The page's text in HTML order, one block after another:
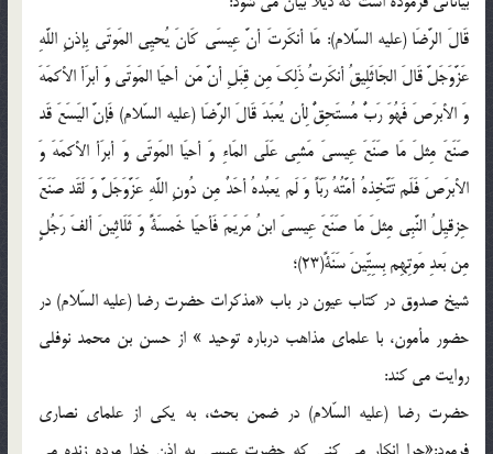
قَالَ الرَّضَا (علیه السّلام): مَا أنکَرتَ أنَّ عِیسَی کَانَ یُحیِی المَوتَی بِإذنِ اللَّهِ
عَزَّوَجَلَّ قَالَ الجَاثَلِیقُ أنکَرتُ ذَلِکَ مِن قِبَلِ أنَّ مَن أحیَا المَوتَی وَ أبرَأ الأکمَهَ
وَ الأبرَصَ فَهُوَ رَبٌّ مُستَحِقٌّ لِأن یُعبَدَ قَالَ الرَّضَا (علیه السّلام) فَإنَّ الیَسَعَ قَد
صَنَعَ مِثلَ مَا صَنَعَ عِیسیَ مَشِی عَلَی المَاءِ وَ أحیَا المَوتَی وَ أبرَأ الأکمَهَ وَ
الأبرَصَ فَلَم تَتَّخِذهُ أمَّتُهُ رَبّاً وَ لَم یَعبُدهُ أحَدٌ مِن دُونِ اللَّهِ عَزَّوَجَلَّ وَ لَقَد صَنَعَ
حِزقیِلُ النَّبِی مِثلَ مَا صَنَعَ عِیسیَ ابنُ مَریَمَ فَأحیَا خَمسَةً وَ ثَلَاثِینَ ألفَ رَجُلٍ
مِن بَعدِ مَوتِهِم بِسِتِّینَ سَنَةً(23)؛
شیخ صدوق در کتاب عیون در باب «مذکرات حضرت رضا (علیه السّلام) در
حضور مأمون، با علمای مذاهب درباره توحید » از حسن بن محمد نوفلی
روایت می کند:
حضرت رضا (علیه السّلام) در ضمن بحث، به یکی از علمای نصاری